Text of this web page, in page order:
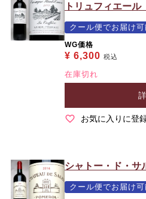
トリュフィエー
クール便でお届け可
WG価格
¥ 6,300 税込
在庫切れ
お気に入りに登
シャトー・ド・
クール便でお届け可